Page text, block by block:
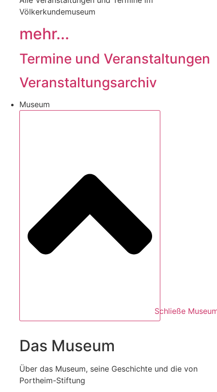
Völkerkundemuseum
mehr...
Termine und Veranstaltungen
Veranstaltungsarchiv
Museum
Schließe
Das Museum
Über das Museum, seine Geschichte und die von
Portheim-Stiftung